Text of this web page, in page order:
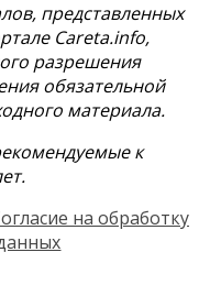
представленных
Careta.info,
разрешения
обязательной
материала.
к
на обработку